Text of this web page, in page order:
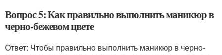
Вопрос 5: Как правильно выполнить маникюр в
черно-бежевом цвете
Ответ: Чтобы правильно выполнить маникюр в черно-